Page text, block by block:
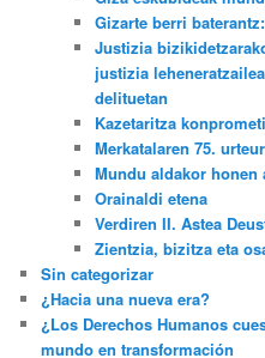
Gizarte berri
Justizia
justizia
delituetan
Kazetaritza
Merkatalaren 75.
Mundu aldakor honen
Orainaldi etena
Verdiren II. Astea
Zientzia, bizitza eta
Sin categorizar
¿Hacia una nueva era?
¿Los Derechos Humanos
mundo en transformación